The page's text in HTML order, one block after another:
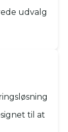
udvalg
til at